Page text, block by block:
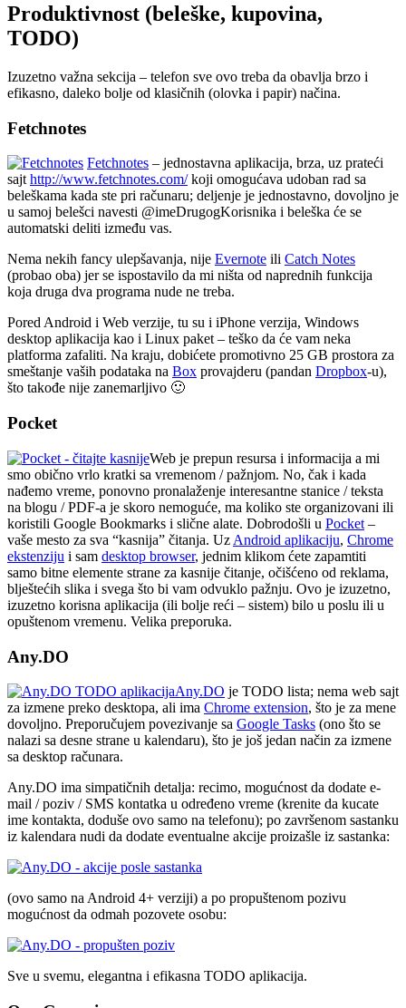
Produktivnost (beleške, kupovina,
TODO)
Izuzetno važna sekcija – telefon sve ovo treba da obavlja brzo i
efikasno, daleko bolje od klasičnih (olovka i papir) načina.
Fetchnotes
Fetchnotes – jednostavna aplikacija, brza, uz prateći
sajthttp://www.fetchnotes.com/koji omogućava udoban rad sa
beleškama kada ste pri računaru; deljenje je jednostavno, dovoljno je
u samoj belešci navesti @imeDrugogKorisnika i beleška će se
automatski deliti između vas.
Nema nekih fancy ulepšavanja, nije Evernote ili Catch Notes
(probao oba) jer se ispostavilo da mi ništa od naprednih funkcija
koja druga dva programa nude ne treba.
Pored Android i Web verzije, tu su i iPhone verzija, Windows
desktop aplikacija kao i Linux paket – teško da će vam neka
platforma zafaliti. Na kraju, dobićete promotivno 25 GB prostora za
smeštanje vaših podataka na Box provajderu (pandan Dropbox-u),
što takođe nije zanemarljivo 🙂
Pocket
Web je prepun resursa i informacija a mi
smo obično vrlo kratki sa vremenom / pažnjom. No, čak i kada
nađemo vreme, ponovno pronalaženje interesantne stanice / teksta
na blogu / PDF-a je skoro nemoguće, ma koliko ste organizovani ili
koristili Google Bookmarks i slične alate. Dobrodošli u Pocket –
vaše mesto za sva “kasnija” čitanja. Uz Android aplikaciju, Chrome
ekstenziju i sam desktop browser, jednim klikom ćete zapamtiti
samo bitne elemente strane za kasnije čitanje, očišćeno od reklama,
blještećih slika i svega što bi vam odvuklo pažnju. Ovo je izuzetno,
izuzetno korisna aplikacija (ili bolje reći – sistem) bilo u poslu ili u
opuštenom vremenu. Velika preporuka.
Any.DO
Any.DO je TODO lista; nema web sajt
za izmene preko desktopa, ali ima Chrome extension, što je za mene
dovoljno. Preporučujem povezivanje sa Google Tasks (ono što se
nalazi sa desne strane u kalendaru), što je još jedan način za izmene
sa desktop računara.
Any.DO ima simpatičnih detalja: recimo, mogućnost da dodate e-
mail / poziv / SMS kontatka u određeno vreme (krenite da kucate
ime kontakta, doduše ovo samo na telefonu); po završenom sastanku
iz kalendara nudi da dodate eventualne akcije proizašle iz sastanka:
(ovo samo na Android 4+ verziji) a po propuštenom pozivu
mogućnost da odmah pozovete osobu:
Sve u svemu, elegantna i efikasna TODO aplikacija.